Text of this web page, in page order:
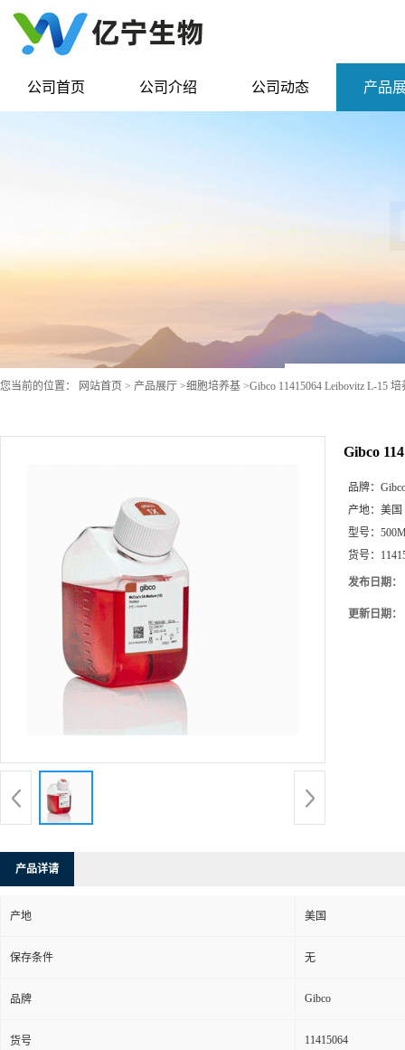
公司首页 公司介绍 公司动态 产品
您当前的位置： 网站首页 > 产品展厅 >细胞培养基 >Gibco 11415064 Leibovitz L-15 培
Gibco
品牌：
产地： 美国
型号：
货号：
发布日期：
更新日期：
产品详请
产地 美国
保存条件 无
品牌 Gibco
货号 11415064